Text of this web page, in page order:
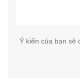
Ý kiến của bạn sẽ